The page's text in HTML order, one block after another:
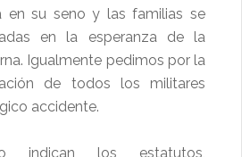
en su seno y las familias se
en la esperanza de la
Igualmente pedimos por la
de todos los militares
accidente.
indican los estatutos,